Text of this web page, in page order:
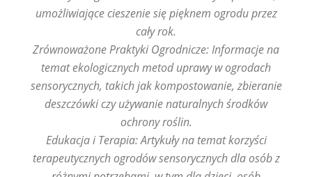
umożliwiające cieszenie się pięknem ogrodu przez
cały rok.
Zrównoważone Praktyki Ogrodnicze: Informacje na
temat ekologicznych metod uprawy w ogrodach
sensorycznych, takich jak kompostowanie, zbieranie
deszczówki czy używanie naturalnych środków
ochrony roślin.
Edukacja i Terapia: Artykuły na temat korzyści
terapeutycznych ogrodów sensorycznych dla osób z